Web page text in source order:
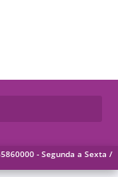
- Segunda a Sexta /